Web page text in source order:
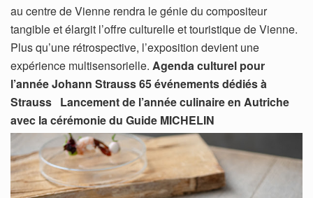
au centre de Vienne rendra le génie du compositeur
tangible et élargit l’offre culturelle et touristique de Vienne.
Plus qu’une rétrospective, l’exposition devient une
expérience multisensorielle. Agenda culturel pour
l’année Johann Strauss 65 événements dédiés à
Strauss Lancement de l’année culinaire en Autriche
avec la cérémonie du Guide MICHELIN